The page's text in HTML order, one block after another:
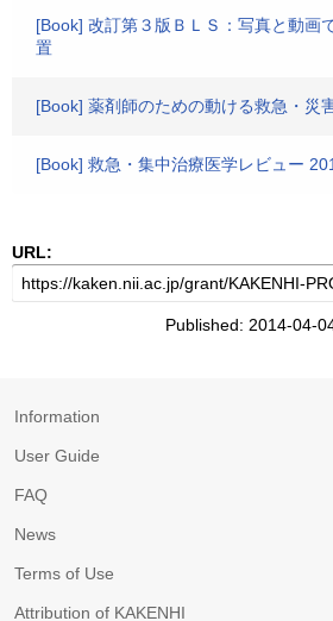
[Book] 改訂第３版ＢＬＳ：写真と動画
置
[Book] 薬剤師のための動ける救急・災
[Book] 救急・集中治療医学レビュー
URL:
Published: 2014-04-
Information
User Guide
FAQ
News
Terms of Use
Attribution of KAKENHI